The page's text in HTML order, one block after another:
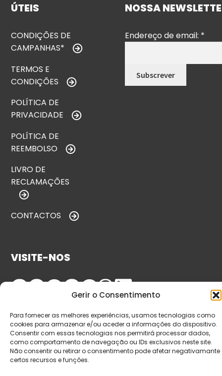
Gerir o Consentimento
Para fornecer as melhores experiências, usamos tecnologias como
cookies para armazenar e/ou aceder a informações do dispositivo.
Consentir com essas tecnologias nos permitirá processar dados,
como comportamento de navegação ou IDs exclusivos neste site.
Não consentir ou retirar o consentimento pode afetar negativamante
certos recursos e funções.
ÚTEIS
CONDIÇÕES DE
CAMPANHAS*
TERMOS E
CONDIÇÕES
POLÍTICA DE
PRIVACIDADE
POLÍTICA DE
REEMBOLSO
LIVRO DE
RECLAMAÇÕES
CONTACTOS
NOSSA
Endereço de email: *
VISITE-NOS
© Copyright 2026 Saída de Emergência. Todos os